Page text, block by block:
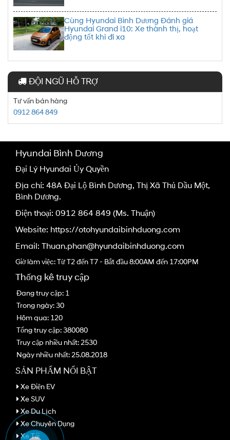
Cùng Hyundai Bình Dương Đánh giá
Hyundai Grand i10: Xe thành thị, hoạt
động tốt khi đi xa
ĐỘI NGŨ HỖ TRỢ
Tư vấn bán hàng
0912 864 849
Hyundai Bình Dương
Đại Lý Hyundai Ủy Quyền
Địa chỉ: 48A Đại Lộ Bình Dương, Thị Xã Thủ Dầu Một,
Bình Dương.
Điện thoại: 0912 864 849 (Ms. Thuận)
Website: https://otohyundaibinhduong.com
Email: Thuan.phan@hyundaibinhduong.com
Giờ làm việc: Từ T2 đến T7 - Bắt đầu 8:00AM đến 17:00PM
Thống kê truy cập
Đang truy cập: 1
Trong ngày: 30
Hôm qua: 120
Tổng truy cập: 380080
Truy cập nhiều nhất: 2530
Ngày nhiều nhất: 25.08.2018
SẢN PHẨM NỔI BẬT
Xe Điện EV
Xe SUV
Xe Du Lịch
Xe Chuyên Dụng
Xe Tải